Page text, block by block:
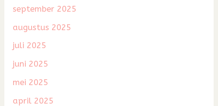
september 2025
augustus 2025
juli 2025
juni 2025
mei 2025
april 2025